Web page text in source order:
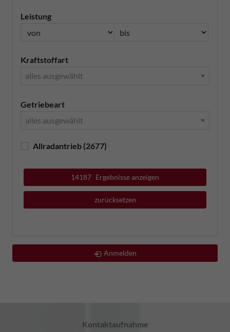
Leistung
Kraftstoffart
alles ausgewählt
Getriebeart
alles ausgewählt
Allradantrieb (2677)
14187 Ergebnisse anzeigen
zurücksetzen
Anmelden
Kontaktaufnahme